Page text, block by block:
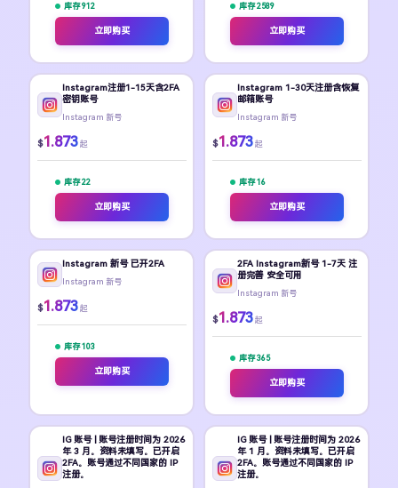
库存 912
立即购买
库存 2589
立即购买
Instagram注册1-15天含2FA
密钥账号
Instagram 新号
$1.873 起
库存 22
立即购买
Instagram 1-30天注册含恢复
邮箱账号
Instagram 新号
$1.873 起
库存 16
立即购买
Instagram 新号 已开2FA
Instagram 新号
$1.873 起
库存 103
立即购买
2FA Instagram新号 1-7天 注
册完善 安全可用
Instagram 新号
$1.873 起
库存 365
立即购买
IG 账号 | 账号注册时间为 2026
年 3 月。资料未填写。已开启
2FA。账号通过不同国家的 IP
注册。
IG 账号 | 账号注册时间为 2026
年 1 月。资料未填写。已开启
2FA。账号通过不同国家的 IP
注册。